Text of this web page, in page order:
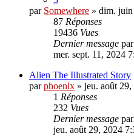
par Somewhere » dim.
87 Réponses
19436 Vues
Dernier message par
mer. sept. 11, 2024
Alien The Illustrated Story
parphoenlx » jeu. août
1 Réponses
232 Vues
Dernier message par
jeu. août 29, 2024